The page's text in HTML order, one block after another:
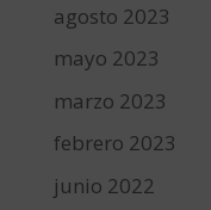
agosto 2023
mayo 2023
marzo 2023
febrero 2023
junio 2022